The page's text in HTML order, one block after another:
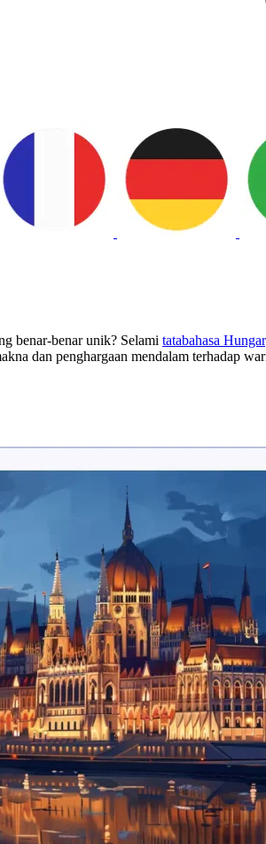
benar-benar unik? Selami tatabahasa
dan penghargaan mendalam terhadap